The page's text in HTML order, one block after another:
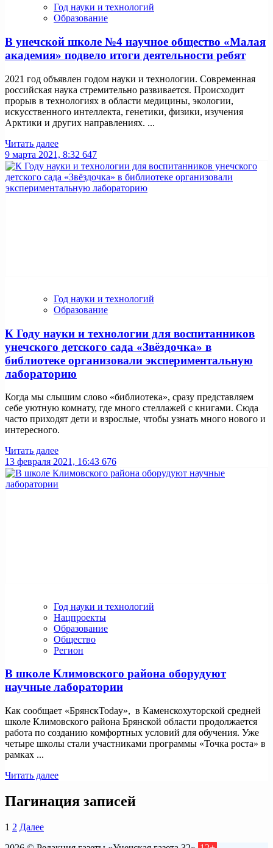
Год науки и технологий
Образование
В унечской школе №4 научное общество «Малая
академия» подвело итоги деятельности ребят
2021 год объявлен годом науки и технологии. Современная
российская наука стремительно развивается. Происходит
прорыв в технологиях в области медицины, экологии,
искусственного интеллекта, генетики, физики, изучения
Арктики и других направлениях. ...
Читать далее
9 марта 2021, 8:32 647
Год науки и технологий
Образование
К Году науки и технологии для воспитанников
унечского детского сада «Звёздочка» в
библиотеке организовали экспериментальную
лабораторию
Когда мы слышим слово «библиотека», сразу представляем
себе уютную комнату, где много стеллажей с книгами. Сюда
часто приходят дети и взрослые, чтобы узнать много нового и
интересного.
Читать далее
13 февраля 2021, 16:43 676
Год науки и технологий
Нацпроекты
Образование
Общество
Регион
В школе Климовского района оборудуют
научные лаборатории
Как сообщает «БрянскToday», в Каменскохуторской средней
школе Климовского района Брянской области продолжается
работа по созданию комфортных условий для обучения. Уже
четыре школы стали участниками программы «Точка роста» в
рамках ...
Читать далее
Пагинация записей
1 2 Далее